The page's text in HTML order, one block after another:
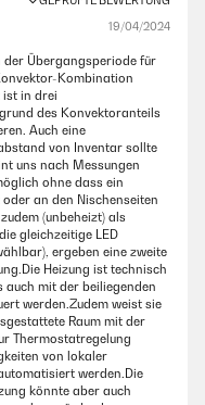
19/04/2024
der Übergangsperiode für
Kombination
ist in drei
des Konvektoranteils
Auch eine
von Inventar sollte
uns nach Messungen
ohne dass ein
an den Nischenseiten
(unbeheizt) als
gleichzeitige LED
ergeben eine zweite
Heizung ist technisch
mit der beiliegenden
werden.Zudem weist sie
Raum mit der
Thermostatregelung
von lokaler
werden.Die
könnte aber auch